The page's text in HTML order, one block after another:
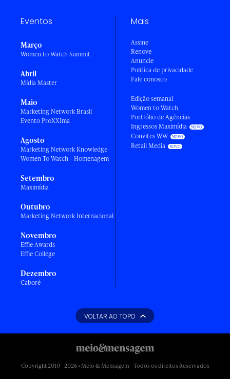
Eventos
Março
Women to Watch Summit
Abril
Mídia Master
Maio
Marketing Network Brasil
Evento ProXXIma
Agosto
Marketing Network Knowledge
Women To Watch - Homenagem
Setembro
Maximídia
Outubro
Marketing Network Internacional
Novembro
Effie Awards
Effie College
Dezembro
Caboré
Mais
Assine
Renove
Anuncie
Política de privacidade
Fale conosco
Edição semanal
Women to Watch
Portfólio de Agências
Ingressos Maximídia
Convites WW
Retail Media
VOLTAR AO TOPO
Copyright 2010 - 2026 • Meio & Mensagem - Todos os direitos Reservados